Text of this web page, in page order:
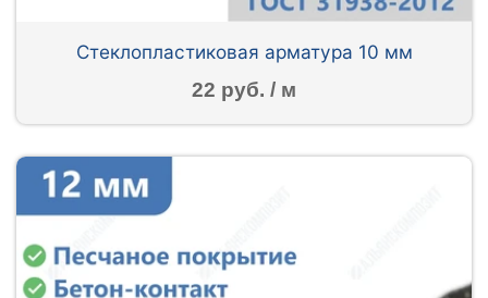
Стеклопластиковая арматура 10 мм
22 руб. / м